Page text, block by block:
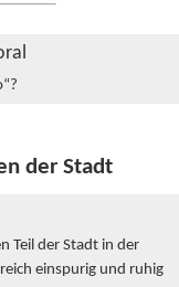
der Stadt
Teil der Stadt in der
einspurig und ruhig